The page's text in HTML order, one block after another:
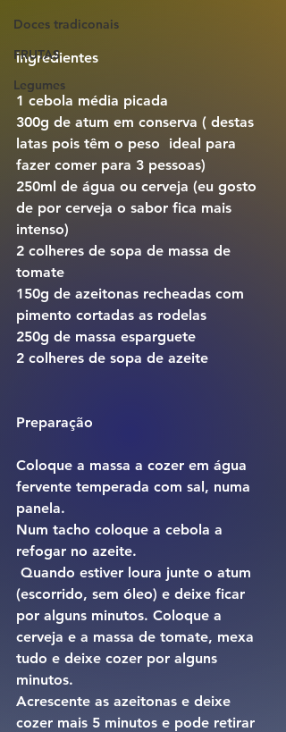
Doces tradiconais
FRUTAS
Legumes
ingredientes
1 cebola média picada
300g de atum em conserva ( destas
latas pois têm o peso  ideal para
fazer comer para 3 pessoas)
250ml de água ou cerveja (eu gosto
de por cerveja o sabor fica mais
intenso)
2 colheres de sopa de massa de
tomate
150g de azeitonas recheadas com
pimento cortadas as rodelas
250g de massa esparguete
2 colheres de sopa de azeite
Preparação
Coloque a massa a cozer em água
fervente temperada com sal, numa
panela.
Num tacho coloque a cebola a
refogar no azeite.
(escorrido, sem óleo) e deixe ficar
por alguns minutos. Coloque a
cerveja e a massa de tomate, mexa
tudo e deixe cozer por alguns
minutos.
Acrescente as azeitonas e deixe
cozer mais 5 minutos e pode retirar